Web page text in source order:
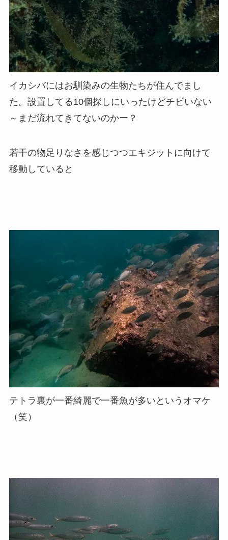
イカシバにはお馴染みの生物たちが住んでまし
た。設置してる10個探しにいったけどチビいない
～まだ流れてきてないのかー？
若干の物足りなさを感じつつエキジットに向けて
移動していると
テトラ裏が一番綺麗で一番魚が多いというオマケ
（笑）